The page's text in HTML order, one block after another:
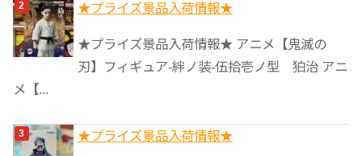
★プライズ景品入荷情報★
★プライズ景品入荷情報★ アニメ【鬼滅の
刃】フィギュア-絆ノ装-伍拾壱ノ型 狛治 アニ
メ【...
★プライズ景品入荷情報★